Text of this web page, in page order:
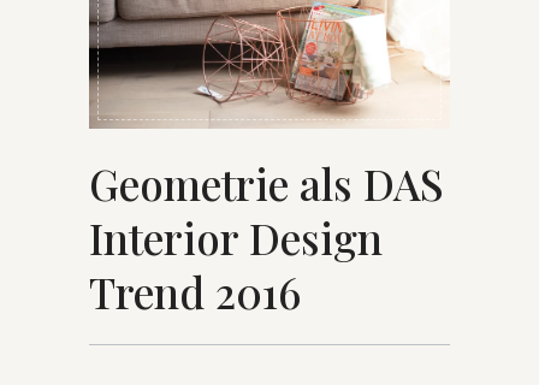
Geometrie als DAS
Interior Design
Trend 2016